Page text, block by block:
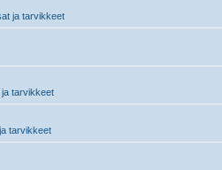
ja tarvikkeet
tarvikkeet
tarvikkeet